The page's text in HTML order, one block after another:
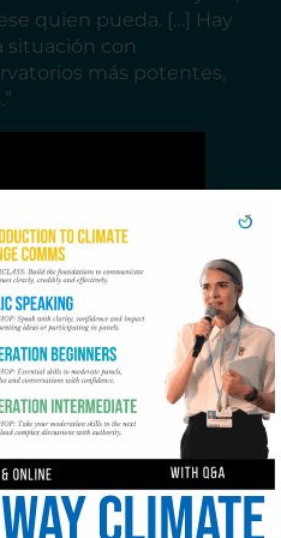
quien pueda. […] Hay
situación con
más potentes,
busca soluciones
trabaja para
climáticas para que sean
destacó la
informativa”: “Lo
el COVID sobre